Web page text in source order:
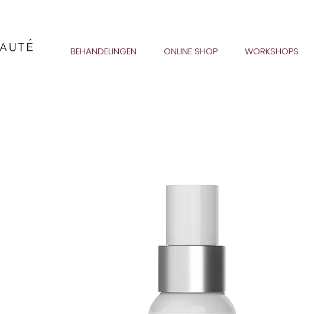
BEHANDELINGEN ONLINE SHOP WORKSHOPS